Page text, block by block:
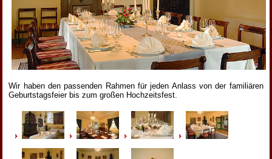
Wir haben den passenden Rahmen für jeden Anlass von der familiären
Geburtstagsfeier bis zum großen Hochzeitsfest.